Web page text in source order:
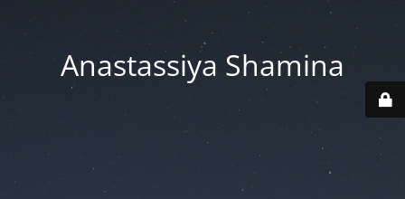
Anastassiya Shamina